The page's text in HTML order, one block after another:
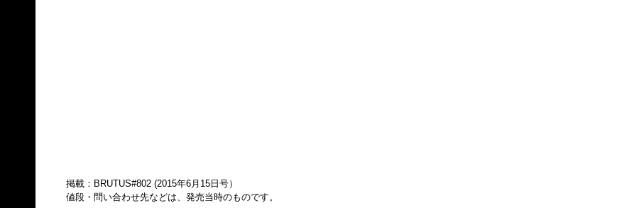
掲載：BRUTUS#802 (2015年6月15日号）
値段・問い合わせ先などは、発売当時のものです。